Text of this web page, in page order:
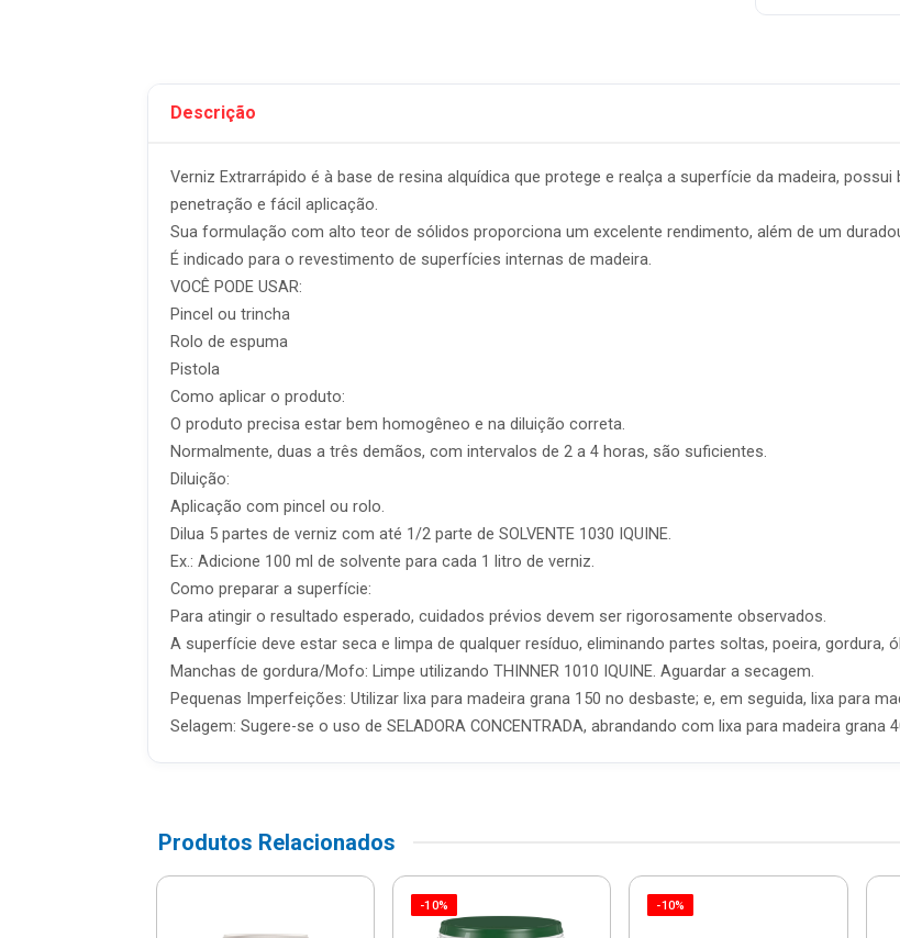
Descrição
Verniz Extrarrápido é à base de resina alquídica que protege e realça a superfície da madeira,
penetração e fácil aplicação.
Sua formulação com alto teor de sólidos proporciona um excelente rendimento, além de um
É indicado para o revestimento de superfícies internas de madeira.
VOCÊ PODE USAR:
Pincel ou trincha
Rolo de espuma
Pistola
Como aplicar o produto:
O produto precisa estar bem homogêneo e na diluição correta.
Normalmente, duas a três demãos, com intervalos de 2 a 4 horas, são suficientes.
Diluição:
Aplicação com pincel ou rolo.
Dilua 5 partes de verniz com até 1/2 parte de SOLVENTE 1030 IQUINE.
Ex.: Adicione 100 ml de solvente para cada 1 litro de verniz.
Como preparar a superfície:
Para atingir o resultado esperado, cuidados prévios devem ser rigorosamente observados.
A superfície deve estar seca e limpa de qualquer resíduo, eliminando partes soltas, poeira, gordura,
Manchas de gordura/Mofo: Limpe utilizando THINNER 1010 IQUINE. Aguardar a secagem.
Pequenas Imperfeições: Utilizar lixa para madeira grana 150 no desbaste; e, em seguida, lixa para
Selagem: Sugere-se o uso de SELADORA CONCENTRADA, abrandando com lixa para madeira grana
Produtos Relacionados
-10% -10%